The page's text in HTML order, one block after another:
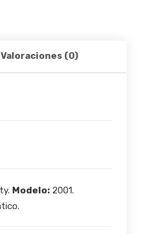
Valoraciones (0)
Modelo: 2001.